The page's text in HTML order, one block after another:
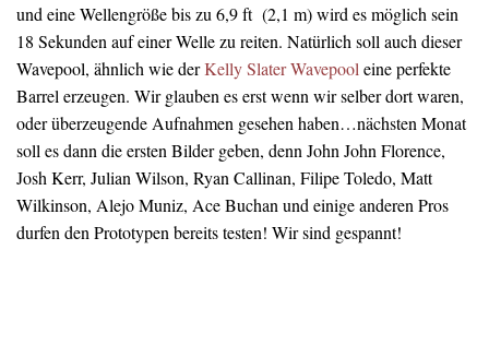
und eine Wellengröße bis zu 6,9 ft (2,1 m) wird es möglich sein
18 Sekunden auf einer Welle zu reiten. Natürlich soll auch dieser
Wavepool, ähnlich wie derKelly Slater Wavepool eine perfekte
Barrel erzeugen. Wir glauben es erst wenn wir selber dort waren,
oder überzeugende Aufnahmen gesehen haben…nächsten Monat
soll es dann die ersten Bilder geben, denn John John Florence,
Josh Kerr, Julian Wilson, Ryan Callinan, Filipe Toledo, Matt
Wilkinson, Alejo Muniz, Ace Buchan und einige anderen Pros
durfen den Prototypen bereits testen! Wir sind gespannt!